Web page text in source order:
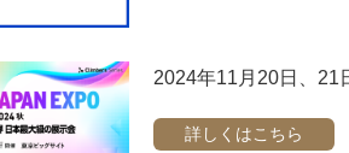
2024年11月20日、21
詳しくはこちら